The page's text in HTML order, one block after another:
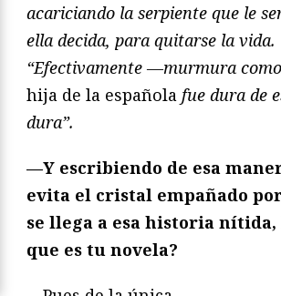
acariciando la serpiente que le
ella decida, para quitarse la vida.
“Efectivamente —murmura
hija de la española fue dura de
dura”.
—Y escribiendo de esa
evita el cristal empañado
se llega a esa historia
que es tu novela?